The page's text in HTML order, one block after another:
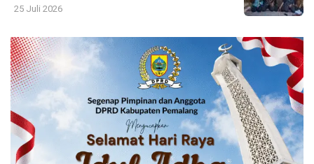
25 Juli 2026